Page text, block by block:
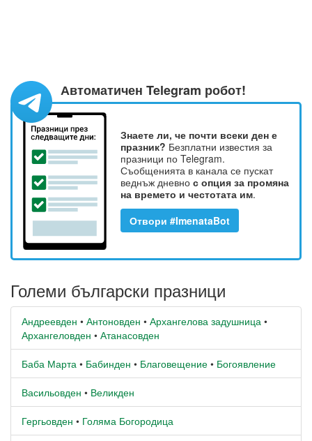
Автоматичен Telegram робот!
Знаете ли, че почти всеки ден е
празник? Безплатни известия за
празници по Telegram.
Съобщенията в канала се пускат
веднъж дневно с опция за промяна
на времето и честотата им.
Отвори #ImenataBot
Големи български празници
Андреевден • Антоновден • Архангелова задушница •
Архангеловден • Атанасовден
Баба Марта • Бабинден • Благовещение • Богоявление
Васильовден • Великден
Гергьовден • Голяма Богородица